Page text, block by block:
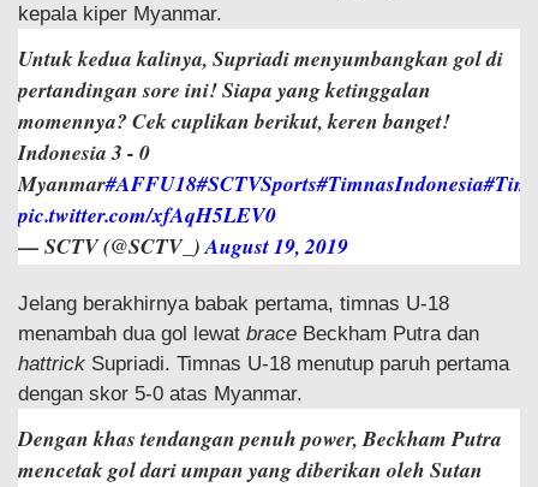
kepala kiper Myanmar.
Untuk kedua kalinya, Supriadi menyumbangkan gol di
pertandingan sore ini! Siapa yang ketinggalan
momennya? Cek cuplikan berikut, keren banget!
Indonesia 3 - 0
Myanmar#AFFU18#SCTVSports#TimnasIndonesia
pic.twitter.com/xfAqH5LEV0
— SCTV (@SCTV_)August 19, 2019
Jelang berakhirnya babak pertama, timnas U-18
menambah dua gol lewat brace Beckham Putra dan
hattrick Supriadi. Timnas U-18 menutup paruh pertama
dengan skor 5-0 atas Myanmar.
Dengan khas tendangan penuh power, Beckham Putra
mencetak gol dari umpan yang diberikan oleh Sutan